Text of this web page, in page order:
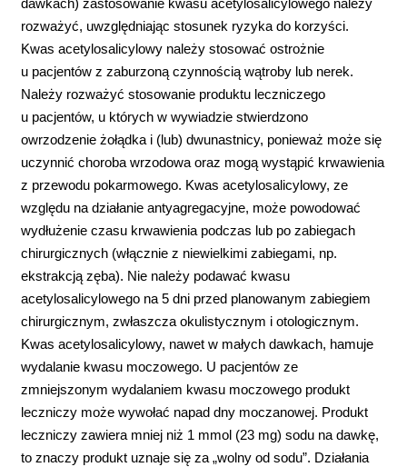
dawkach) zastosowanie kwasu acetylosalicylowego należy
rozważyć, uwzględniając stosunek ryzyka do korzyści.
Kwas acetylosalicylowy należy stosować ostrożnie
u pacjentów z zaburzoną czynnością wątroby lub nerek.
Należy rozważyć stosowanie produktu leczniczego
u pacjentów, u których w wywiadzie stwierdzono
owrzodzenie żołądka i (lub) dwunastnicy, ponieważ może się
uczynnić choroba wrzodowa oraz mogą wystąpić krwawienia
z przewodu pokarmowego. Kwas acetylosalicylowy, ze
względu na działanie antyagregacyjne, może powodować
wydłużenie czasu krwawienia podczas lub po zabiegach
chirurgicznych (włącznie z niewielkimi zabiegami, np.
ekstrakcją zęba). Nie należy podawać kwasu
acetylosalicylowego na 5 dni przed planowanym zabiegiem
chirurgicznym, zwłaszcza okulistycznym i otologicznym.
Kwas acetylosalicylowy, nawet w małych dawkach, hamuje
wydalanie kwasu moczowego. U pacjentów ze
zmniejszonym wydalaniem kwasu moczowego produkt
leczniczy może wywołać napad dny moczanowej. Produkt
leczniczy zawiera mniej niż 1 mmol (23 mg) sodu na dawkę,
to znaczy produkt uznaje się za „wolny od sodu”. Działania